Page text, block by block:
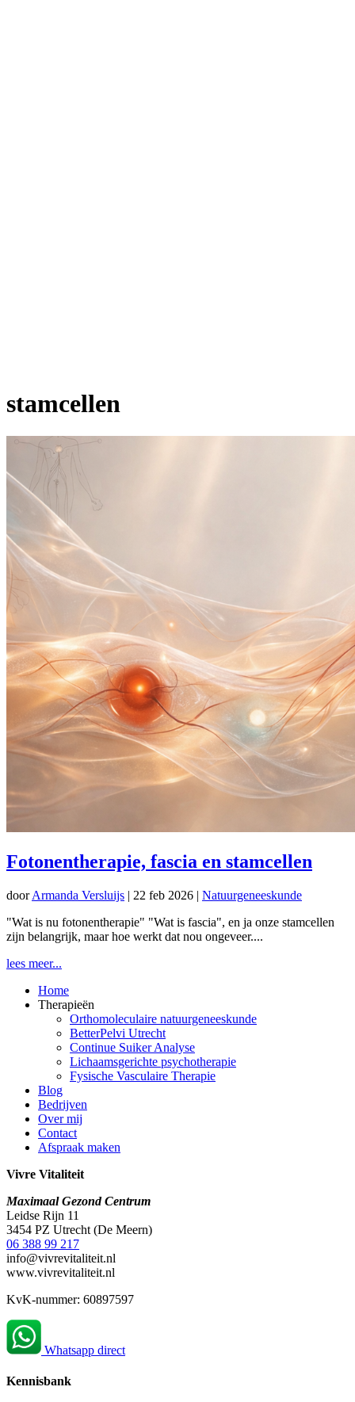
stamcellen
Fotonentherapie, fascia en stamcellen
doorArmanda Versluijs | 22 feb 2026 | Natuurgeneeskunde
"Wat is nu fotonentherapie" "Wat is fascia", en ja onze stamcellen
zijn belangrijk, maar hoe werkt dat nou ongeveer....
lees meer...
Home
Therapieën
Orthomoleculaire natuurgeneeskunde
BetterPelvi Utrecht
Continue Suiker Analyse
Lichaamsgerichte psychotherapie
Fysische Vasculaire Therapie
Blog
Bedrijven
Over mij
Contact
Afspraak maken
Vivre Vitaliteit
Maximaal Gezond Centrum
Leidse Rijn 11
3454 PZ Utrecht (De Meern)
06 388 99 217
info@vivrevitaliteit.nl
www.vivrevitaliteit.nl
KvK-nummer: 60897597
Whatsapp direct
Kennisbank